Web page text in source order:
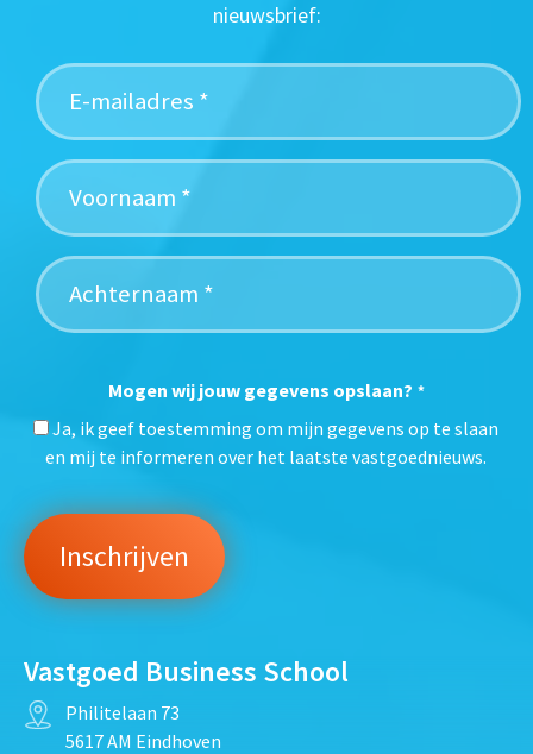
nieuwsbrief:
Mogen wij jouw gegevens opslaan? *
Ja, ik geef toestemming om mijn gegevens op te slaan
en mij te informeren over het laatste vastgoednieuws.
Vastgoed Business School
Philitelaan 73
5617 AM Eindhoven